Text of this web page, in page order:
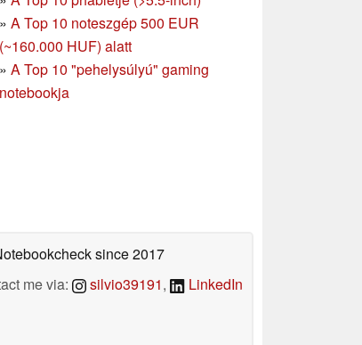
» A Top 10 noteszgép 500 EUR
(~160.000 HUF) alatt
» A Top 10 "pehelysúlyú" gaming
notebookja
since 2017
me via:
silvio39191, LinkedIn